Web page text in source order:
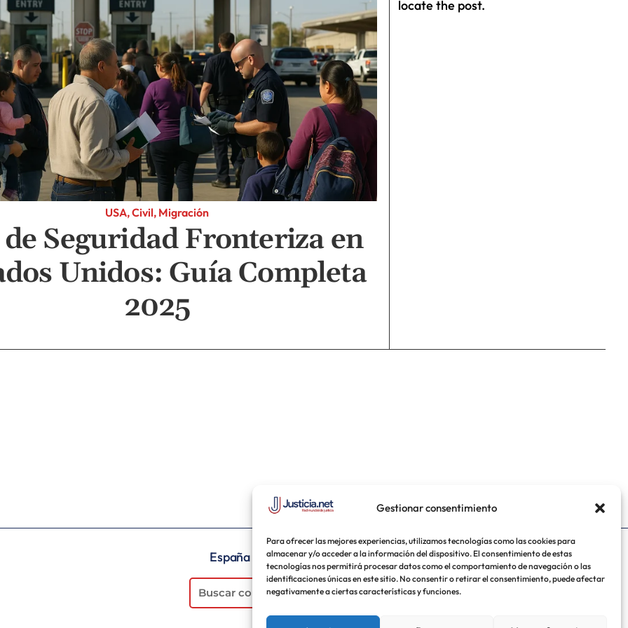
Gestionar consentimiento
Para ofrecer las mejores experiencias, utilizamos tecnologías como las cookies para
almacenar y/o acceder a la información del dispositivo. El consentimiento de estas
tecnologías nos permitirá procesar datos como el comportamiento de navegación o las
identificaciones únicas en este sitio. No consentir o retirar el consentimiento, puede afectar
negativamente a ciertas características y funciones.
USA, Civil, Migración
Seguridad Fronteriza en
Unidos: Guía Completa
2025
locate the post.
España Venezuela México USA